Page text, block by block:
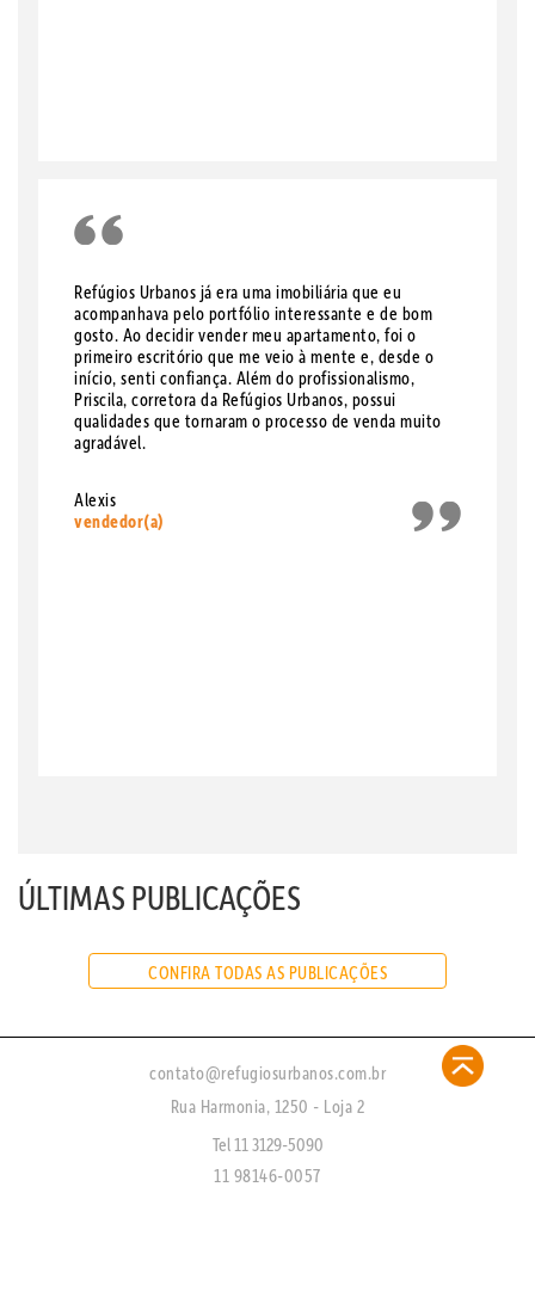
Refúgios Urbanos já era uma imobiliária que eu
acompanhava pelo portfólio interessante e de bom
gosto. Ao decidir vender meu apartamento, foi o
primeiro escritório que me veio à mente e, desde o
início, senti confiança. Além do profissionalismo,
Priscila, corretora da Refúgios Urbanos, possui
qualidades que tornaram o processo de venda muito
agradável.
Alexis
vendedor(a)
ÚLTIMAS PUBLICAÇÕES
CONFIRA TODAS AS PUBLICAÇÕES
contato@refugiosurbanos.com.br
Rua Harmonia, 1250 - Loja 2
Tel 11 3129-5090
11 98146-0057